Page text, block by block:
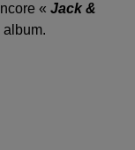
« Jack &